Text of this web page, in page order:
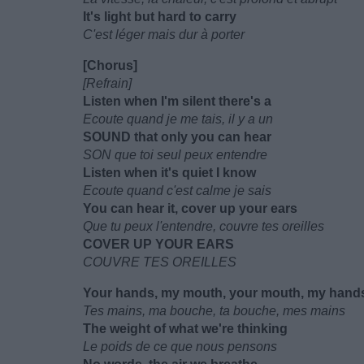
It's light but hard to carry
C'est léger mais dur à porter
[Chorus]
[Refrain]
Listen when I'm silent there's a
Ecoute quand je me tais, il y a un
SOUND that only you can hear
SON que toi seul peux entendre
Listen when it's quiet I know
Ecoute quand c'est calme je sais
You can hear it, cover up your ears
Que tu peux l'entendre, couvre tes oreilles
COVER UP YOUR EARS
COUVRE TES OREILLES
Your hands, my mouth, your mouth, my
Tes mains, ma bouche, ta bouche, mes mains
The weight of what we're thinking
Le poids de ce que nous pensons